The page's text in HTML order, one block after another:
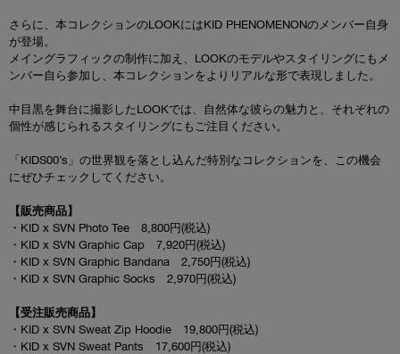
さらに、本コレクションのLOOKにはKID PHENOMENONのメンバー自身
が登場。
メイングラフィックの制作に加え、LOOKのモデルやスタイリングにもメ
ンバー自ら参加し、本コレクションをよりリアルな形で表現しました。
中目黒を舞台に撮影したLOOKでは、自然体な彼らの魅力と、それぞれの
個性が感じられるスタイリングにもご注目ください。
「KIDS00’s」の世界観を落とし込んだ特別なコレクションを、この機会
にぜひチェックしてください。
【販売商品】
・KID x SVN Photo Tee 8,800円(税込)
・KID x SVN Graphic Cap 7,920円(税込)
・KID x SVN Graphic Bandana 2,750円(税込)
・KID x SVN Graphic Socks 2,970円(税込)
【受注販売商品】
・KID x SVN Sweat Zip Hoodie 19,800円(税込)
・KID x SVN Sweat Pants 17,600円(税込)